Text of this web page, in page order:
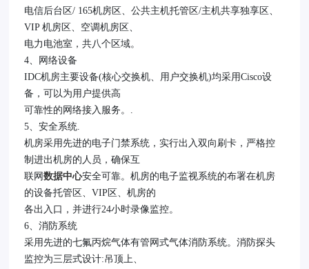
电信后台区/ 165机房区、公共主机托管区/主机共享独享区、
VIP 机房区、空调机房区、
电力电池室，共八个区域。
4、网络设备
IDC机房主要设备(核心交换机、用户交换机)均采用Cisco设
备，可以为用户提供高
可靠性的网络接入服务。.
5、安全系统.
机房采用先进的电子门禁系统，实行出入双向刷卡，严格控
制进出机房的人员，确保互
联网数据中心安全可靠。机房的电子监视系统的布署在机房
的设备托管区、VIP区、机房的
各出入口，并进行24小时录像监控。
6、消防系统
采用先进的七氟丙烷气体有管网式气体消防系统。消防探头
监控为三层式设计:吊顶上、